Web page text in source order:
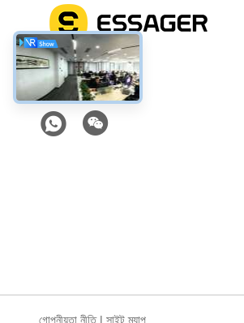
সোশ্যাল মিডিয়া
গোপনীয়তা নীতি| সাইট ম্যাপ